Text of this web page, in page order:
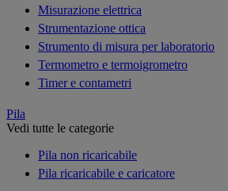
Misurazione elettrica
Strumentazione ottica
Strumento di misura per laboratorio
Termometro e termoigrometro
Timer e contametri
Pila
Vedi tutte le categorie
Pila non ricaricabile
Pila ricaricabile e caricatore